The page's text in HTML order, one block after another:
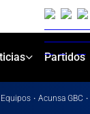
Partidos
Equipos · Acunsa GBC ·